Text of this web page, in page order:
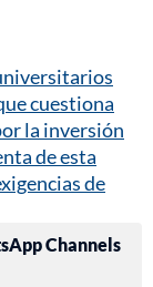
cuestiona
la inversión
de esta
de
Channels